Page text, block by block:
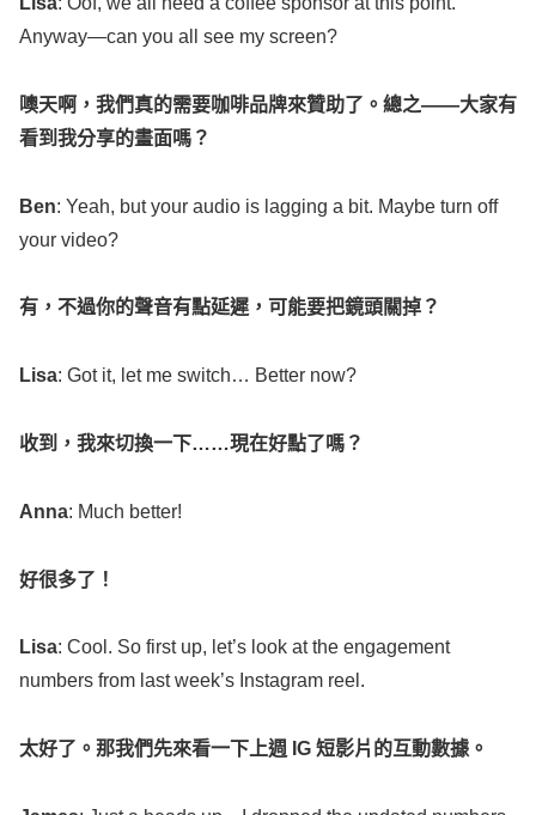
Anyway—can you all see my screen?
噢天啊，我們真的需要咖啡品牌來贊助了。總之——大家有
看到我分享的畫面嗎？
Ben: Yeah, but your audio is lagging a bit. Maybe turn off
your video?
有，不過你的聲音有點延遲，可能要把鏡頭關掉？
Lisa: Gotit, letme switch… Better now?
收到，我來切換一下……現在好點了嗎？
Anna: Much better!
好很多了！
Lisa: Cool . So firstup, let’s look at the engagement
numbers from last week’s Instagram reel .
太好了。那我們先來看一下上週 IG 短影片的互動數據。